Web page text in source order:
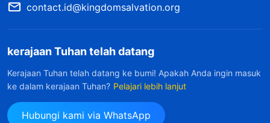
atau saudari-saudariku. Terkadang rasanya
karena berpikir dengan belajar ilmu pengobatan
bisa meningkatkan status sosialku dan
membuatku lebih dikagumi orang, kuperingatkan
diriku untuk tidak menyerah di tengah jalan dan
contact.id@kingdomsalvation.org
kerajaan Tuhan telah datang
Kerajaan Tuhan telah datang ke bumi! Apakah Anda ingin masuk
ke dalam kerajaan Tuhan? Pelajari lebih lanjut
Hubungi kami via WhatsApp